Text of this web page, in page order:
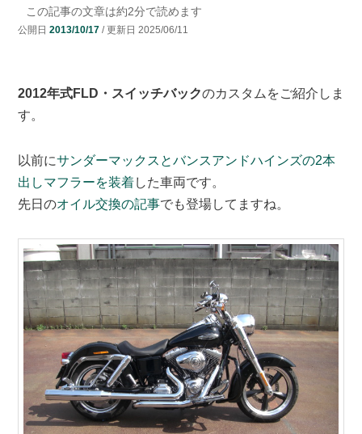
テ
ツ
移
ン
へ
動
この記事の文章は約2分で読めます
公開日 2013/10/17/ 更新日 2025/06/11
2012年式FLD・スイッチバックのカスタムをご紹介しま
す。
以前にサンダーマックスとバンスアンドハインズの2本
出しマフラーを装着した車両です。
先日のオイル交換の記事でも登場してますね。